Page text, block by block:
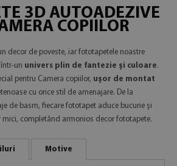
3D AUTOADEZIVE
COPIILOR
decor de poveste, iar fototapetele noastre
un univers plin de fantezie și culoare.
pentru Camera copiilor, ușor de montat
cu orice stil de amenajare. De la
de basm, fiecare fototapet aduce bucurie și
mici, completând armonios decor fototapete.
Motive